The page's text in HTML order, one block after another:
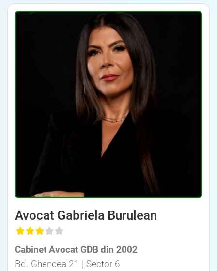
Avocat Gabriela Burulean
Cabinet Avocat GDB din 2002
Bd. Ghencea 21 | Sector 6